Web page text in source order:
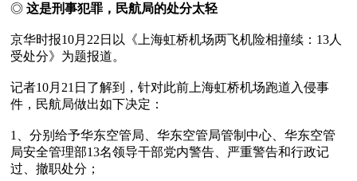
◎ 这是刑事犯罪，民航局的处分太轻
京华时报10月22日以《上海虹桥机场两飞机险相撞续：13人
受处分》为题报道。
记者10月21日了解到，针对此前上海虹桥机场跑道入侵事
件，民航局做出如下决定：
1、分别给予华东空管局、华东空管局管制中心、华东空管
局安全管理部13名领导干部党内警告、严重警告和行政记
过、撤职处分；